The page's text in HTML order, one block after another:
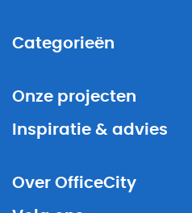
Categorieën
Onze projecten
Inspiratie & advies
Over OfficeCity